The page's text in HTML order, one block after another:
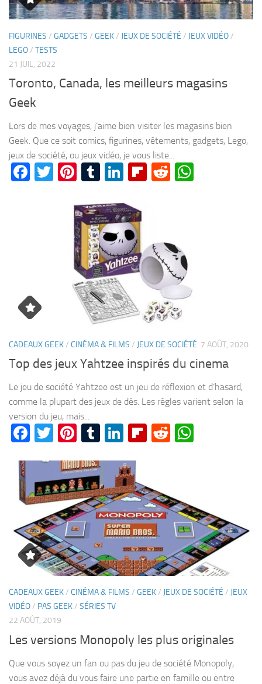
FIGURINES / GADGETS / GEEK/ JEUX DE SOCIÉTÉ / JEUX VIDÉO/
LEGO/ TESTS
21 JUIL, 2022
Toronto, Canada, les meilleurs magasins
Geek
Lors de mes voyages, j’aime bien visiter les magasins bien
Geek. Que ce soit comics, figurines, vêtements, gadgets, Lego,
jeux de société, ou jeux vidéo, je vous liste...
Facebook
Twitter
Pinterest
Tumblr
LinkedIn
Flipboard
Reddit
CADEAUX GEEK/ CINÉMA & FILMS / JEUX DE SOCIÉTÉ 7 AOÛT, 2020
Top des jeux Yahtzee inspirés du cinema
Le jeu de société Yahtzee est un jeu de réflexion et d’hasard,
comme la plupart des jeux de dés. Les règles varient selon la
version du jeu, mais...
Facebook
TwitterPinterest
TumblrLinkedIn
Flipboard
Reddit
CADEAUX GEEK/ CINÉMA & FILMS / GEEK/ JEUX DE SOCIÉTÉ / JEUX
VIDÉO/ PAS GEEK/ SÉRIES TV
22 AOÛT, 2019
Les versions Monopoly les plus originales
Que vous soyez un fan ou pas du jeu de société Monopoly,
vous avez déjà du vous faire une partie en famille ou entre